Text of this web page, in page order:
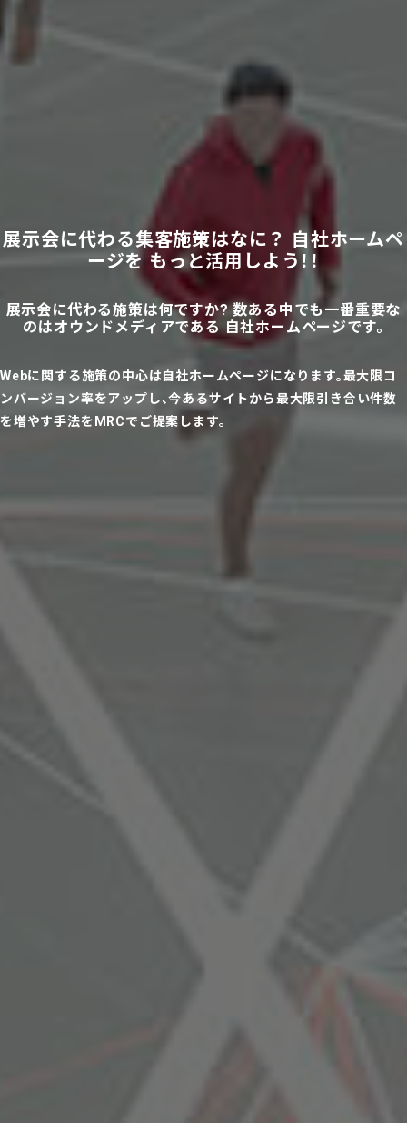
展示会に代わる集客施策はなに？ 自社ホームペ
ージを もっと活用しよう！！
展示会に代わる施策は何ですか?数ある中でも一番重要な
のはオウンドメディアである自社ホームページです。
Webに関する施策の中心は自社ホームページになります。最大限コ
ンバージョン率をアップし、今あるサイトから最大限引き合い件数
を増やす手法をMRCでご提案します。